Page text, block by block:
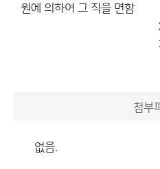
원에 의하여 그 직을 면함
2015.
기상청
첨부
없음.